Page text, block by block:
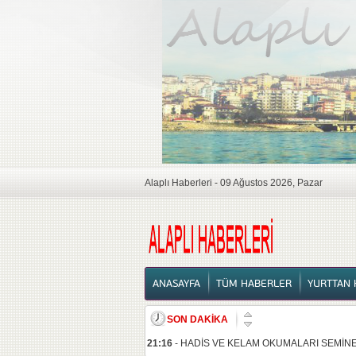
Alaplı Haberleri - 09 Ağustos 2026, Pazar
ANASAYFA
ANASAYFA TÜM HABERLER YURTTAN
SON DAKİKA
21:16 - HADİS VE KELAM OKUMALARI